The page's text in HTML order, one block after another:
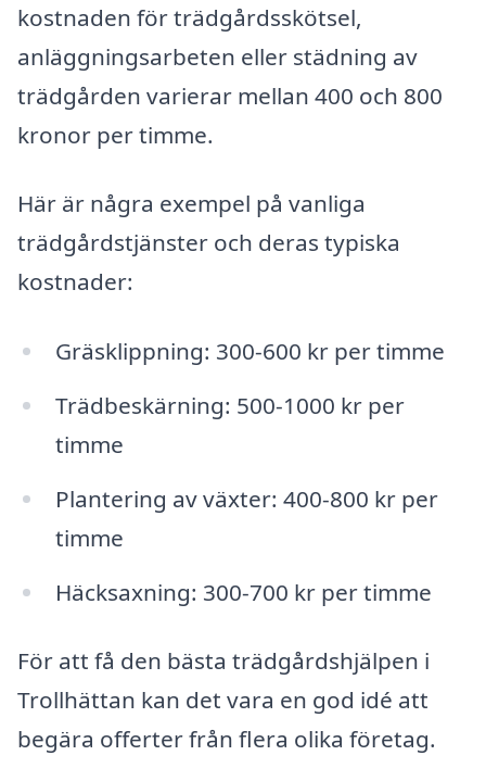
kostnaden för trädgårdsskötsel,
anläggningsarbeten eller städning av
trädgården varierar mellan 400 och 800
kronor per timme.
Här är några exempel på vanliga
trädgårdstjänster och deras typiska
kostnader:
Gräsklippning: 300-600 kr per timme
Trädbeskärning: 500-1000 kr per
timme
Plantering av växter: 400-800 kr per
timme
Häcksaxning: 300-700 kr per timme
För att få den bästa trädgårdshjälpen i
Trollhättan kan det vara en god idé att
begära offerter från flera olika företag.